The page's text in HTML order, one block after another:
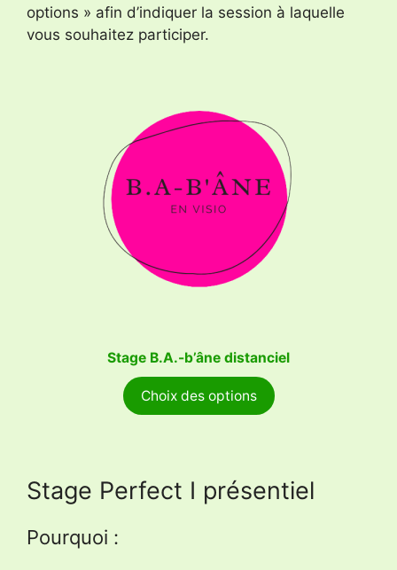
options » afin d’indiquer la session à laquelle
vous souhaitez participer.
Stage B.A.-b’âne distanciel
Choix des options
Stage Perfect I présentiel
Pourquoi :